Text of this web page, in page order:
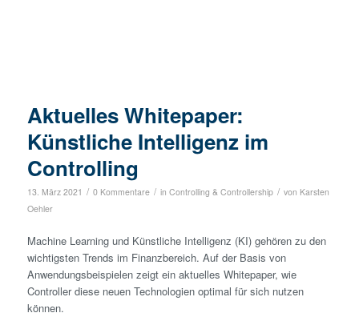
Aktuelles Whitepaper:
Künstliche Intelligenz im
Controlling
13. März 2021 / 0 Kommentare / in Controlling & Controllership / von Karsten
Oehler
Machine Learning und Künstliche Intelligenz (KI) gehören zu den
wichtigsten Trends im Finanzbereich. Auf der Basis von
Anwendungsbeispielen zeigt ein aktuelles Whitepaper, wie
Controller diese neuen Technologien optimal für sich nutzen
können.